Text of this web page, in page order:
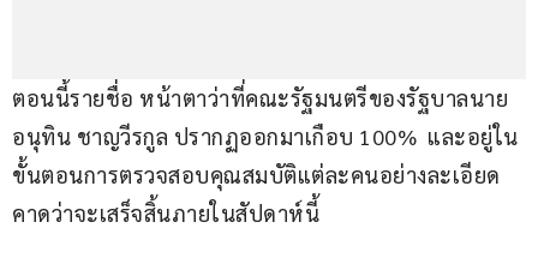
ตอนนี้รายชื่อ หน้าตาว่าที่คณะรัฐมนตรีของรัฐบาลนาย
อนุทิน ชาญวีรกูล ปรากฏออกมาเกือบ 100%  และอยู่ใน
ขั้นตอนการตรวจสอบคุณสมบัติแต่ละคนอย่างละเอียด
คาดว่าจะเสร็จสิ้นภายในสัปดาห์นี้